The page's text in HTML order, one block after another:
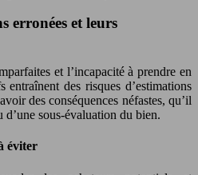
erronées et leurs
et l’incapacité à prendre en
entraînent des risques d’estimations
des conséquences néfastes, qu’il
d’une sous-évaluation du bien.
éviter